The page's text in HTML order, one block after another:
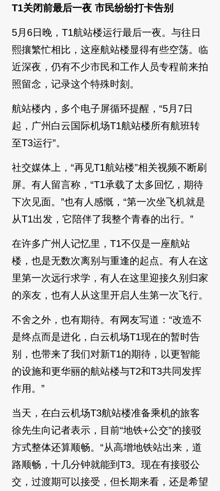
T1关闭前最后一夜 市民纷纷打卡告别
5月6日晚，T1航站楼运行最后一夜。与往日
熙攘繁忙相比，这座航站楼显得有些空荡。临
近深夜，仍有不少市民和工作人员专程前来拍
照留念，记录这个特殊时刻。
航站楼内，多个电子屏循环提醒，“5月7日
起，广州白云国际机场T1航站楼所有航班转
至T3运行”。
社交媒体上，“再见T1航站楼”相关视频不断刷
屏。有人留言称，“T1承载了太多回忆，期待
下次见面。”也有人感慨，“第一次坐飞机就是
从T1出发，它陪伴了我整个青春的出行。”
在许多广州人记忆里，T1不仅是一座航站
楼，也是无数次离别与重逢的起点。有人在这
里第一次远行求学，有人在这里迎接久别归家
的亲友，也有人从这里开启人生第一次飞行。
不舍之外，也有期待。有网友写道：“改造不
是终点而是进化，白云机场T1现在的暂时告
别，也带来了我们对新T1的期待，以更智能
的设施和更华丽的航站楼与T2和T3共同发挥
作用。”
当天，在白云机场T3航站楼准备乘机的旅客
徐先生向记者表示，目前“地铁+公交”的接驳
方式整体还算顺畅。“从高增地铁站出来，道
路顺畅，十几分钟就能到T3。现在有接驳公
交，过渡期可以接受，但长期来看，还是希望